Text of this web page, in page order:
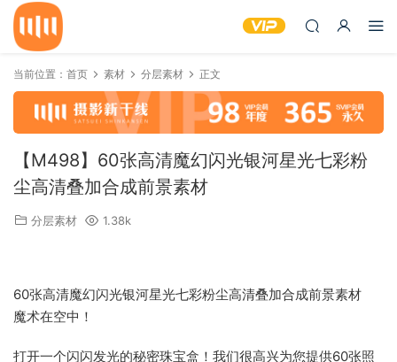
当前位置： 首页 素材 分层素材 正文
【M498】60张高清魔幻闪光银河星光七彩粉
尘高清叠加合成前景素材
分层素材 1.38k
60张高清魔幻闪光银河星光七彩粉尘高清叠加合成前景素材
魔术在空中！
打开一个闪闪发光的秘密珠宝盒！我们很高兴为您提供60张照